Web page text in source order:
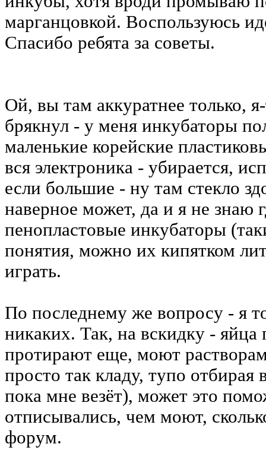
марганцовкой. Воспользуюсь
Спасибо ребята за советы.
Ой, вы там аккуратнее только,
брякнул - у меня инкубаторы
маленькие корейские
вся электроника - убирается,
если большие - ну там стекло
наверное может, да и я не знаю
пенопластовые инкубаторы
понятия, можно их кипятком
играть.
По последнему же вопросу - я
никаких. Так, на вскидку - яйца
протирают еще, моют
просто так кладу, тупо
пока мне везёт), может это
отписывались, чем моют,
форум.